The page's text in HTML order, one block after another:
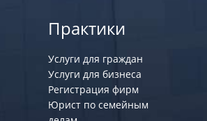
Практики
Услуги для граждан
Услуги для бизнеса
Регистрация фирм
Юрист по семейным